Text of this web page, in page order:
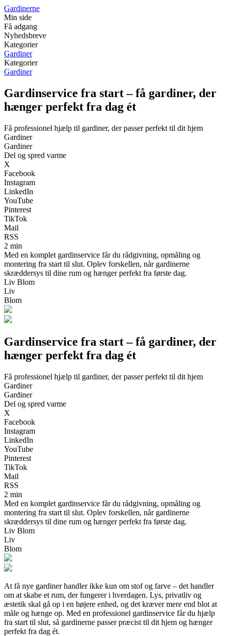
Gardinerne
Min side
Få adgang
Nyhedsbreve
Kategorier
Gardiner
Kategorier
Gardiner
Gardinservice fra start – få gardiner, der
hænger perfekt fra dag ét
Få professionel hjælp til gardiner, der passer perfekt til dit hjem
Gardiner
Gardiner
Del og spred varme
X
Facebook
Instagram
LinkedIn
YouTube
Pinterest
TikTok
Mail
RSS
2 min
Med en komplet gardinservice får du rådgivning, opmåling og
montering fra start til slut. Oplev forskellen, når gardinerne
skræddersys til dine rum og hænger perfekt fra første dag.
Liv Blom
Liv
Blom
Gardinservice fra start – få gardiner, der
hænger perfekt fra dag ét
Få professionel hjælp til gardiner, der passer perfekt til dit hjem
Gardiner
Gardiner
Del og spred varme
X
Facebook
Instagram
LinkedIn
YouTube
Pinterest
TikTok
Mail
RSS
2 min
Med en komplet gardinservice får du rådgivning, opmåling og
montering fra start til slut. Oplev forskellen, når gardinerne
skræddersys til dine rum og hænger perfekt fra første dag.
Liv Blom
Liv
Blom
At få nye gardiner handler ikke kun om stof og farve – det handler
om at skabe et rum, der fungerer i hverdagen. Lys, privatliv og
æstetik skal gå op i en højere enhed, og det kræver mere end blot at
måle og hænge op. Med en professionel gardinservice får du hjælp
fra start til slut, så gardinerne passer præcist til dit hjem og hænger
perfekt fra dag ét.